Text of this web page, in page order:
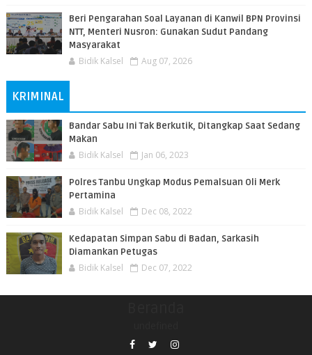
Beri Pengarahan Soal Layanan di Kanwil BPN Provinsi
NTT, Menteri Nusron: Gunakan Sudut Pandang
Masyarakat
Bidik Kalsel Aug 07, 2026
KRIMINAL
Bandar Sabu Ini Tak Berkutik, Ditangkap Saat Sedang
Makan
Bidik Kalsel Jan 06, 2023
Polres Tanbu Ungkap Modus Pemalsuan Oli Merk
Pertamina
Bidik Kalsel Dec 08, 2022
Kedapatan Simpan Sabu di Badan, Sarkasih
Diamankan Petugas
Bidik Kalsel Dec 07, 2022